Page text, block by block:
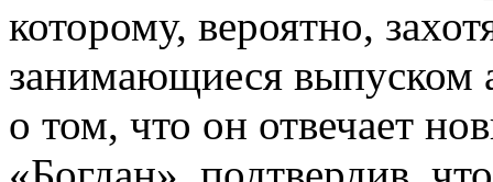
которому, вероятно,
занимающиеся выпуском
о том, что он отвечает